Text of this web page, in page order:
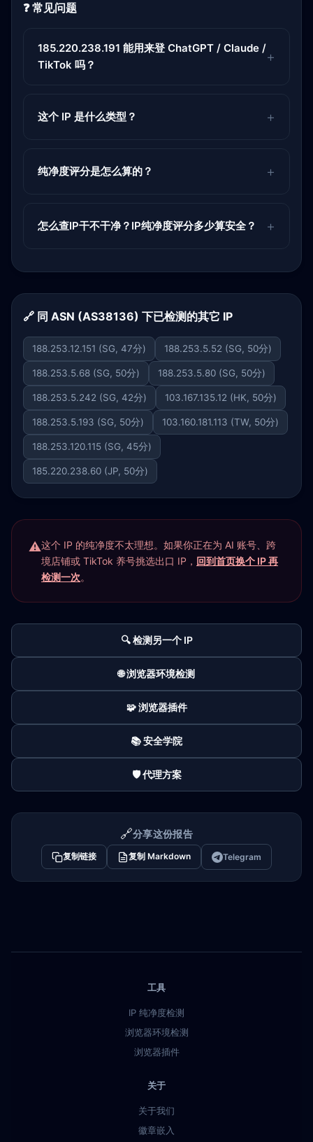
❓ 常见问题
185.220.238.191 能用来登 ChatGPT / Claude /
TikTok 吗？
这个 IP 是什么类型？
纯净度评分是怎么算的？
怎么查IP干不干净？IP纯净度评分多少算安全？
🔗 同 ASN (AS38136) 下已检测的其它 IP
188.253.12.151 (SG, 47分) 188.253.5.52 (SG, 50分)
188.253.5.68 (SG, 50分) 188.253.5.80 (SG, 50分)
188.253.5.242 (SG, 42分) 103.167.135.12 (HK, 50分)
188.253.5.193 (SG, 50分) 103.160.181.113 (TW, 50分)
188.253.120.115 (SG, 45分)
185.220.238.60 (JP, 50分)
这个 IP 的纯净度不太理想。如果你正在为 AI 账号、跨
境店铺或 TikTok 养号挑选出口 IP， 回到首页换个 IP 再
检测一次。
🔍 检测另一个 IP
🌐 浏览器环境检测
🧩 浏览器插件
📚 安全学院
🛡️ 代理方案
🔗分享这份报告
复制链接 复制 Markdown Telegram
工具
IP 纯净度检测
浏览器环境检测
浏览器插件
关于
关于我们
徽章嵌入